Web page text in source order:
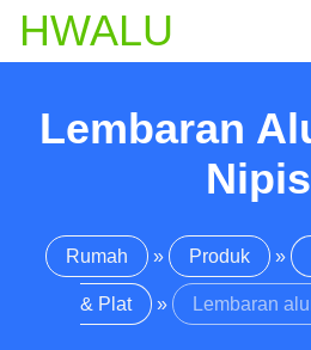
HWALU
Lembaran
Nipis
Rumah » Produk »
& Plat » Lembaran